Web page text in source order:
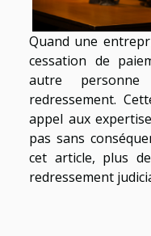
Quand une
cessation de
autre
redressement.
appel aux
pas sans
cet article, plus
redressement